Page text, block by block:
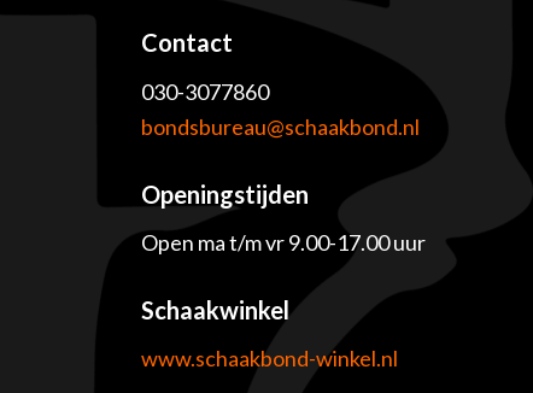
Contact
030-3077860
bondsbureau@schaakbond.nl
Openingstijden
Open ma t/m vr 9.00-17.00 uur
Schaakwinkel
www.schaakbond-winkel.nl